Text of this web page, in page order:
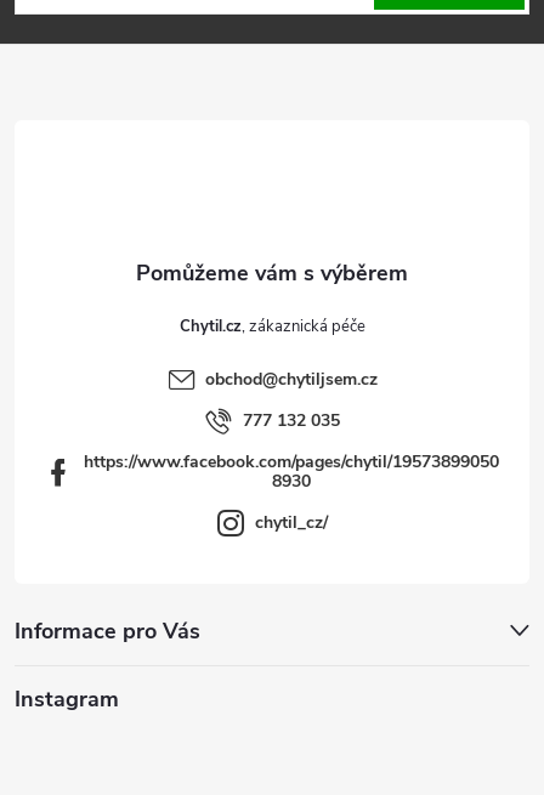
p
Chytil.cz
obchod@chytiljsem.cz
777 132 035
https://www.facebook.com/pages/chytil/19573899050
8930
chytil_cz/
Informace pro Vás
Instagram